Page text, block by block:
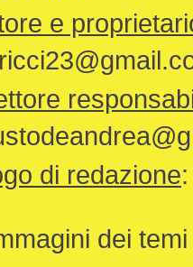
e
di redazione
dei